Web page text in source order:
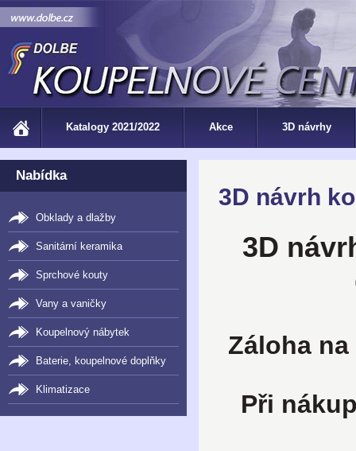
3D návrh
3D
Záloha
Při
Nabídka
Obklady a dlažby
Sanitární keramika
Sprchové kouty
Vany a vaničky
Koupelnový nábytek
Baterie, koupelnové doplňky
Klimatizace
Katalogy 2021/2022 Akce 3D návrhy